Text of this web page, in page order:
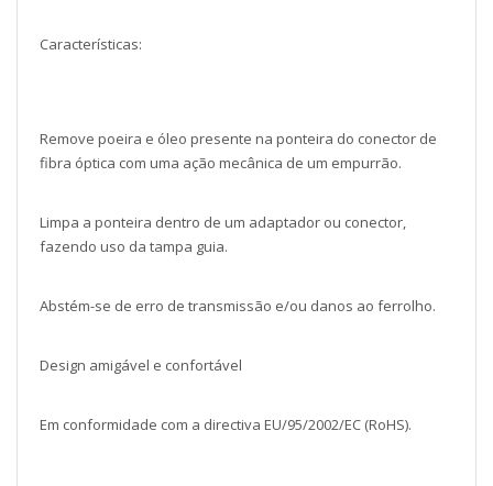
Características:
Remove poeira e óleo presente na ponteira do conector de
fibra óptica com uma ação mecânica de um empurrão.
Limpa a ponteira dentro de um adaptador ou conector,
fazendo uso da tampa guia.
Abstém-se de erro de transmissão e/ou danos ao ferrolho.
Design amigável e confortável
Em conformidade com a directiva EU/95/2002/EC (RoHS).